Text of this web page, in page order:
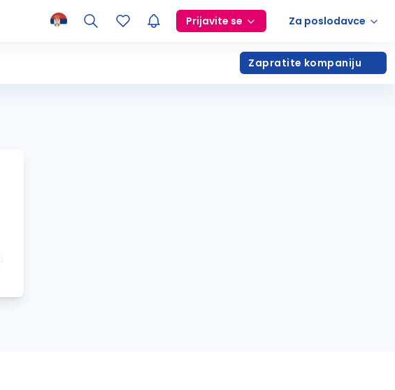
Prijavite se Za poslodavce
Zapratite kompaniju